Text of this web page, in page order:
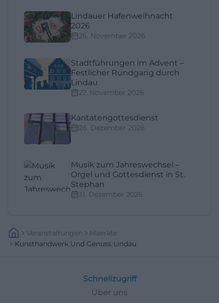
Lindauer Hafenweihnacht
2026
26. November 2026
Stadtführungen im Advent –
Festlicher Rundgang durch
Lindau
27. November 2026
Kantatengottesdienst
26. Dezember 2026
Musik zum Jahreswechsel –
Orgel und Gottesdienst in St.
Stephan
31. Dezember 2026
Veranstaltungen
Maerkte
Kunsthandwerk Und Genuss Lindau
Schnellzugriff
Über uns